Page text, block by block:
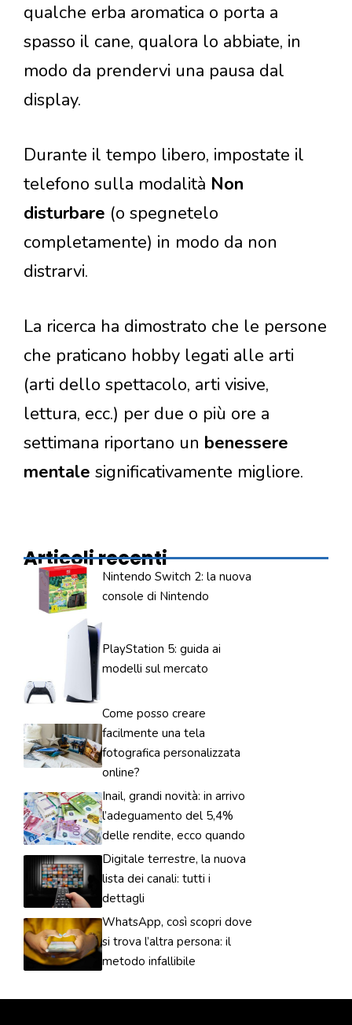
qualche erba aromatica o porta a
spasso il cane, qualora lo abbiate, in
modo da prendervi una pausa dal
display.
Durante il tempo libero, impostate il
telefono sulla modalità Non
disturbare (o spegnetelo
completamente) in modo da non
distrarvi.
La ricerca ha dimostrato che le persone
che praticano hobby legati alle arti
(arti dello spettacolo, arti visive,
lettura, ecc.) per due o più ore a
settimana riportano un benessere
mentale significativamente migliore.
Articoli recenti
Nintendo Switch 2: la nuova
console di Nintendo
PlayStation 5: guida ai
modelli sul mercato
Come posso creare
facilmente una tela
fotografica personalizzata
online?
Inail, grandi novità: in arrivo
l’adeguamento del 5,4%
delle rendite, ecco quando
Digitale terrestre, la nuova
lista dei canali: tutti i
dettagli
WhatsApp, così scopri dove
si trova l’altra persona: il
metodo infallibile